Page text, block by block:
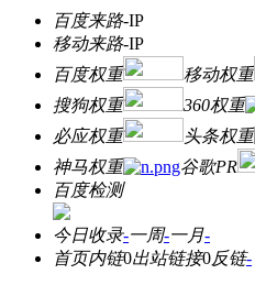
百度来路-IP
移动来路-IP
百度权重
移动权重
搜狗权重
360权重
必应权重
头条权重
神马权重
谷歌PR
百度检测
今日收录-一周-一月-
首页内链0出站链接0反链-